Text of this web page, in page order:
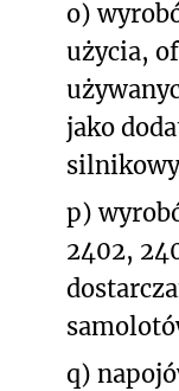
o)
użycia,
jako
p)
2402,
q)